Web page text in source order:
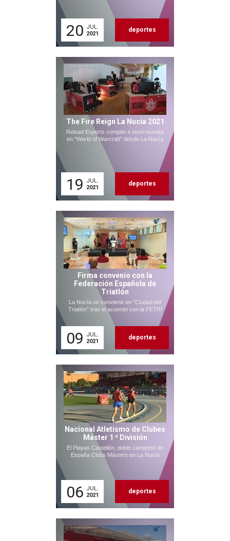
20 JUL.
2021
deportes
The Fire Reign La Nucía 2021
Reload Esports compite a nivel mundial
en "World of Warcraft" desde La Nucía
19
JUL.
2021
deportes
Firma convenio con la
Federación Española de
Triatlón
La Nucía se convierte en "Ciudad del
Triatlón" tras el acuerdo con la FETRI
09
JUL.
2021
deportes
Nacional Atletismo de Clubes
Máster 1 ª División
El Playas Castellón, doble campéon de
España Clubs Másters en La Nucía
06 JUL.
2021
deportes